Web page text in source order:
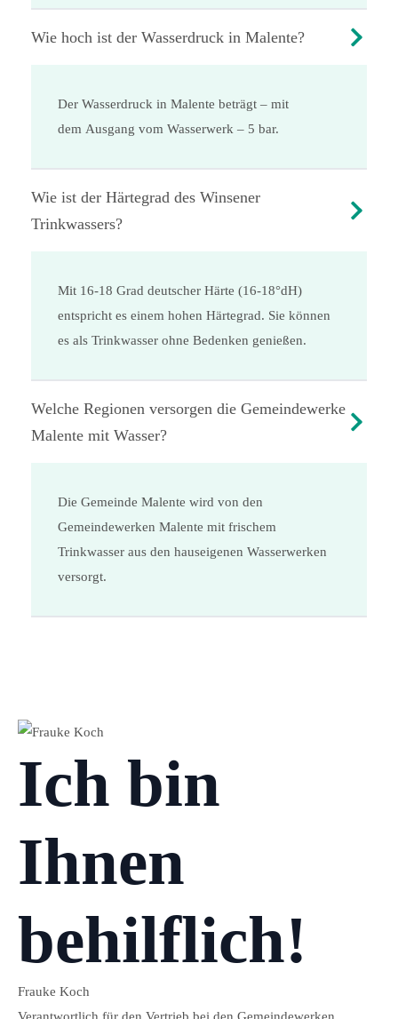
Wie hoch ist der Wasserdruck in Malente?
Der Wasserdruck in Malente beträgt – mit
dem Ausgang vom Wasserwerk – 5 bar.
Wie ist der Härtegrad des Winsener
Trinkwassers?
Mit 16-18 Grad deutscher Härte (16-18°dH)
entspricht es einem hohen Härtegrad. Sie können
es als Trinkwasser ohne Bedenken genießen.
Welche Regionen versorgen die Gemeindewerke
Malente mit Wasser?
Die Gemeinde Malente wird von den
Gemeindewerken Malente mit frischem
Trinkwasser aus den hauseigenen Wasserwerken
versorgt.
Ich bin
Ihnen
behilflich!
Frauke Koch